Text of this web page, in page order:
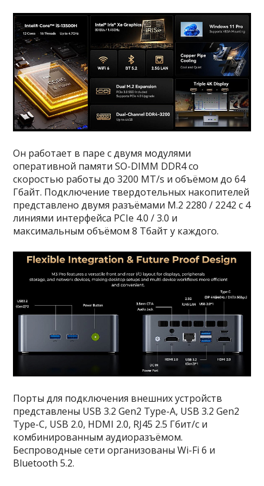
Он работает в паре с двумя модулями
оперативной памяти SO-DIMM DDR4 со
скоростью работы до 3200 MT/s и объёмом до 64
Гбайт. Подключение твердотельных накопителей
представлено двумя разъёмами M.2 2280 / 2242 с 4
линиями интерфейса PCIe 4.0 / 3.0 и
максимальным объёмом 8 Тбайт у каждого.
Порты для подключения внешних устройств
представлены USB 3.2 Gen2 Type-A, USB 3.2 Gen2
Type-C, USB 2.0, HDMI 2.0, RJ45 2.5 Гбит/с и
комбинированным аудиоразъёмом.
Беспроводные сети организованы Wi-Fi 6 и
Bluetooth 5.2.